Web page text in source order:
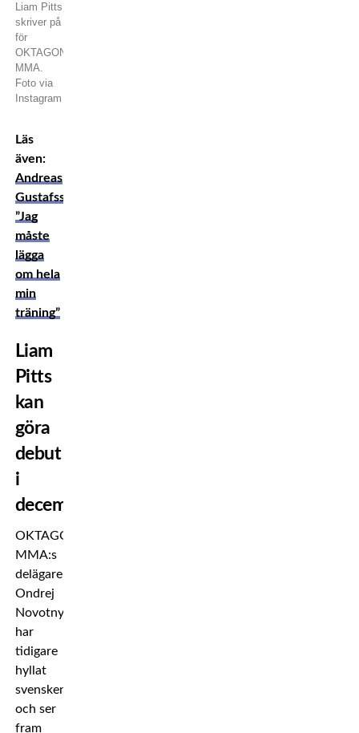
Liam Pitts
skriver på
för
OKTAGON
MMA.
Foto via
Instagram
Läs
även:
Andreas
Gustafsson:
”Jag
måste
lägga
om hela
min
träning”
Liam
Pitts
kan
göra
debut
i
december
OKTAGON
MMA:s
delägare
Ondrej
Novotny
har
tidigare
hyllat
svensken
och ser
fram